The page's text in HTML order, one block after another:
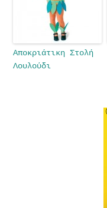
Αποκριάτικη Στολή
Λουλούδι